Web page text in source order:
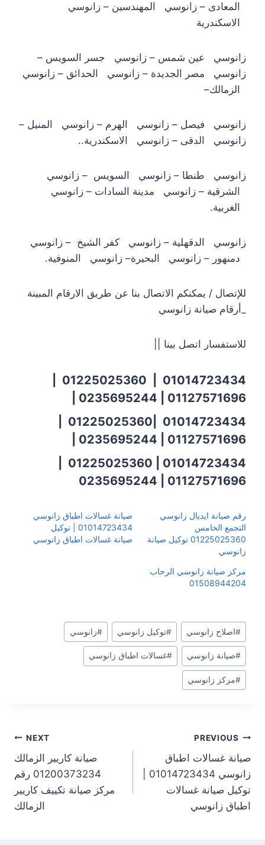
المعادى – زانوسي المهندسين – زانوسي
الاسكندرية
زانوسي عين شمس – زانوسي جسر السويس –
زانوسي مصر الجديدة – زانوسي الحدائق – زانوسي
الزمالك–
زانوسي فيصل – زانوسي الهرم – زانوسي المنيل –
زانوسي الدقى – زانوسي الاسكندرية..
زانوسي طنطا – زانوسي السويس – زانوسي
الشرقية – زانوسي مدينة السادات – زانوسي
الغربية.
زانوسي الدقهلية – زانوسي كفر الشيخ – زانوسي
دمنهور – زانوسي البحيرة– زانوسي المنوفية.
للإتصال / يمكنكم الاتصال بنا عن طريق الارقام المبينة
_أرقام صيانة زانوسي
للاستفسار اتصل بينا ||
01127571696 | 0235695244 |
01127571696 | 0235695244 |
01127571696 | 0235695244
رقم صيانة ايديال زانوسي
التجمع الخامس
01225025360 توكيل صيانة
زانوسي
صيانة غسالات اطباق زانوسي
01014723434 | توكيل
صيانة غسالات اطباق زانوسي
مركز صيانة زانوسي الرحاب
01508944204
#اصلاح زانوسي #توكيل زانوسي #زانوسي
#صيانة زانوسي #غسالات اطباق زانوسي
#مركز زانوسي
PREVIOUS
صيانة غسالات اطباق
توكيل صيانة غسالات
اطباق زانوسي
NEXT
صيانة كاريير الزمالك
01200373234 رقم
مركز صيانة تكييف كاريير
الزمالك